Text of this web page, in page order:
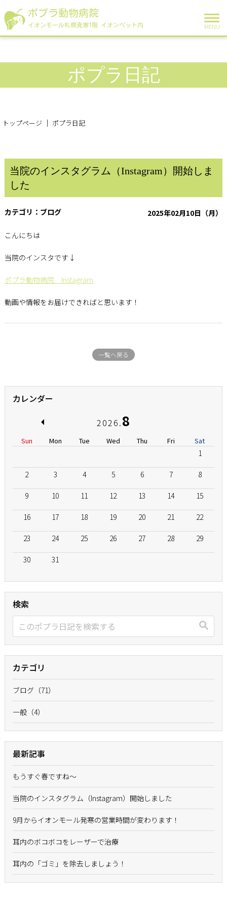
ポプラ動物病院
イオンモール札幌発寒1階 イオンペット内 MENU
ポプラ日記
トップページ ポプラ日記
当院のインスタグラム（Instagram）開始しま
した
ブログ 2025年02月10日（月）
こんにちは
当院のインスタです↓
ポプラ動物病院 Instagram
動画や情報をお届けできればと思います！
一覧へ戻る
カレンダー
2026.8
Sun Mon Tue Wed Thu Fri Sat
1
2 3 4 5 6 7 8
9 10 11 12 13 14 15
16 17 18 19 20 21 22
23 24 25 26 27 28 29
30 31
検索
カテゴリ
ブログ（71）
一般（4）
最新記事
もうすぐ春ですね〜
当院のインスタグラム（Instagram）開始しました
9月からイオンモール発寒の営業時間が変わります！
耳内のボコボコをレーザーで治療
耳内の「ゴミ」を除去しましょう！